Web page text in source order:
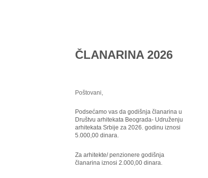
ČLANARINA 2026
Poštovani,
Podsećamo vas da godišnja članarina u
Društvu arhitekata Beograda- Udruženju
arhitekata Srbije za 2026. godinu iznosi
5.000,00 dinara.
Za arhitekte/ penzionere godišnja
članarina iznosi 2.000,00 dinara.